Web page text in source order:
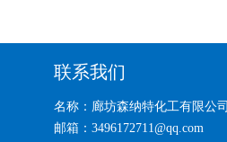
联系我们
名称：廊坊森纳特化工有限公司
邮箱：3496172711@qq.com